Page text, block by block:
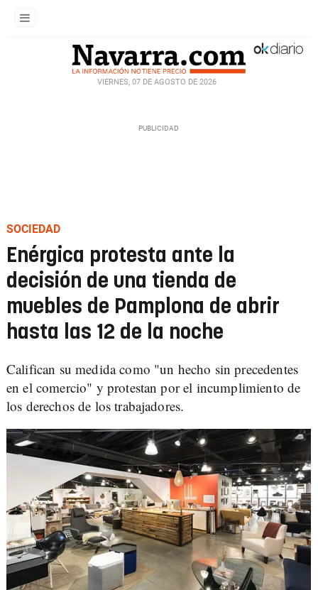
VIERNES, 07 DE AGOSTO DE 2026
SOCIEDAD
Enérgica protesta ante la
decisión de una tienda de
muebles de Pamplona de abrir
hasta las 12 de la noche
Califican su medida como "un hecho sin precedentes
en el comercio" y protestan por el incumplimiento de
los derechos de los trabajadores.